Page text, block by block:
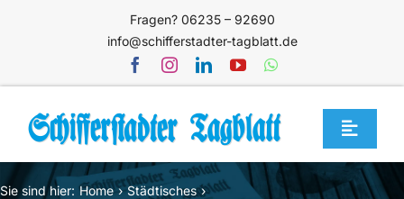
Fragen? 06235 – 92690
info@schifferstadter-tagblatt.de
Toggle
Home
Sie sind hier: Home
Städtisches